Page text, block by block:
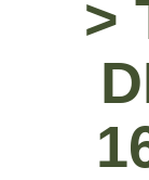
>